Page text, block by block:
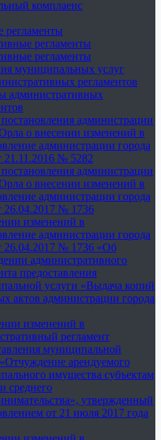
комплаенс
регламенты
регламенты
регламенты
муниципальных услуг
регламентов
административных
администрации
о внесении изменений в
администрации города
21.11.2016 № 5282
администрации
о внесении изменений в
администрации города
26.04.2017 № 1736
изменений в
администрации города
26.04.2017 № 1736 «Об
административного
предоставления
услуги «Выдача копий
актов администрации города
изменений в
регламент
муниципальной
арендуемого
имущества субъектам
среднего
утвержденный
от 21 июля 2017 года